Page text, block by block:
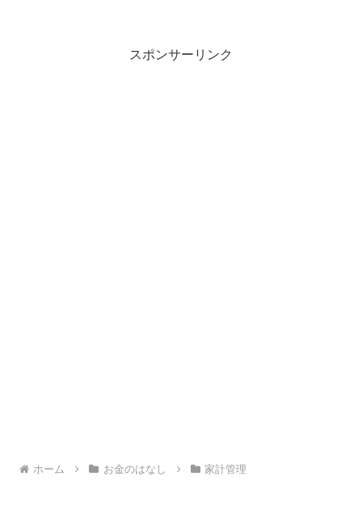
スポンサーリンク
ホーム お金のはなし 家計管理